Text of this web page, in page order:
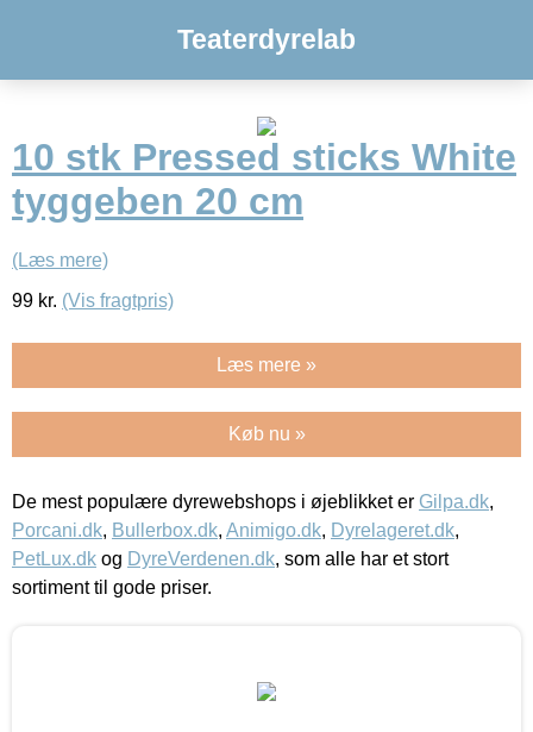
Teaterdyrelab
10 stk Pressed sticks White
tyggeben 20 cm
(Læs mere)
99 kr. (Vis fragtpris)
Læs mere »
Køb nu »
De mest populære dyrewebshops i øjeblikket er Gilpa.dk,
Porcani.dk, Bullerbox.dk, Animigo.dk, Dyrelageret.dk,
PetLux.dk og DyreVerdenen.dk, som alle har et stort
sortiment til gode priser.